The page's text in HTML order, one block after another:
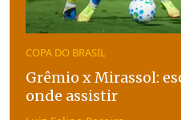
COPA DO BRASIL
Grêmio x Mirassol:
onde assistir